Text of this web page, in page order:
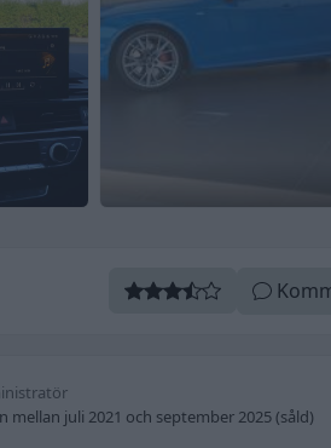
mellan juli 2021 och september 2025 (såld)